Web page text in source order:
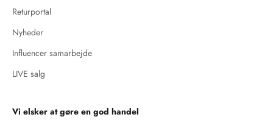
Returportal
Nyheder
Influencer samarbejde
LIVE salg
Vi elsker at gøre en god handel